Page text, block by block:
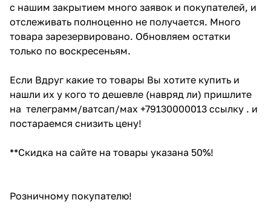
с нашим закрытием много заявок и покупателей, и
отслеживать полноценно не получается. Много
товара зарезервировано. Обновляем остатки
только по воскресеньям.
Если Вдруг какие то товары Вы хотите купить и
нашли их у кого то дешевле (навряд ли) пришлите
на телеграмм/ватсап/мах +79130000013 ссылку . и
постараемся снизить цену!
**Скидка на сайте на товары указана 50%!
Розничному покупателю!